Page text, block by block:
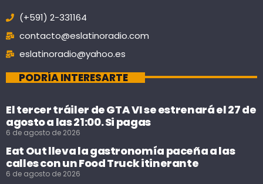
(+591) 2-331164
contacto@eslatinoradio.com
eslatinoradio@yahoo.es
PODRÍA INTERESARTE
El tercer tráiler de GTA VI se estrenará el 27 de
agosto a las 21:00. Si pagas
6 de agosto de 2026
Eat Out lleva la gastronomía paceña a las
calles con un Food Truck itinerante
6 de agosto de 2026